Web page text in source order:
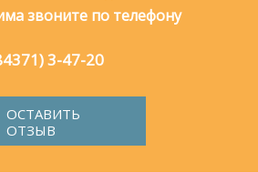
звоните по телефону
3-47-20
ОСТАВИТЬ
ОТЗЫВ